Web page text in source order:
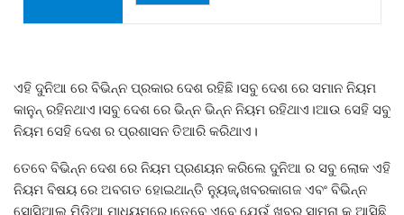
ଏହି ଦୁନିଆ ରେ ବିଭିନ୍ନ ପ୍ରକାର ଦେଶ ରହିଛି।ସବୁ ଦେଶ ରେ ସମାନ ନିୟମ
କାନୁନ୍ ରହିନଥାଏ।ସବୁ ଦେଶ ରେ ଭିନ୍ନ ଭିନ୍ନ ନିୟମ ରହିଥାଏ।ଆଉ ସେହି ସବୁ
ନିୟମ ସେହି ଦେଶ ର ପ୍ରଶାସନ ତିଆରି କରିଥାଏ।
ତେବେ ବିଭିନ୍ନ ଦେଶ ରେ ନିୟମ ପ୍ରଣୟନ କରିଲେ ଦୁନିଆ ର ସବୁ ଲୋକ ଏହି
ନିୟମ ବିଷୟ ରେ ଅବଗତ ହୋଇଥାନ୍ତି ନ୍ୟୁଜ୍,ଖବରକାଗଜ ଏବଂ ବିଭିନ୍ନ
ସୋସିଆଲ ମିଡ଼ିଆ ମାଧ୍ୟମରେ।ତେବେ ଏବେ ଯେଉଁ ଖବର ସାମ୍ନା କୁ ଆସିଛି